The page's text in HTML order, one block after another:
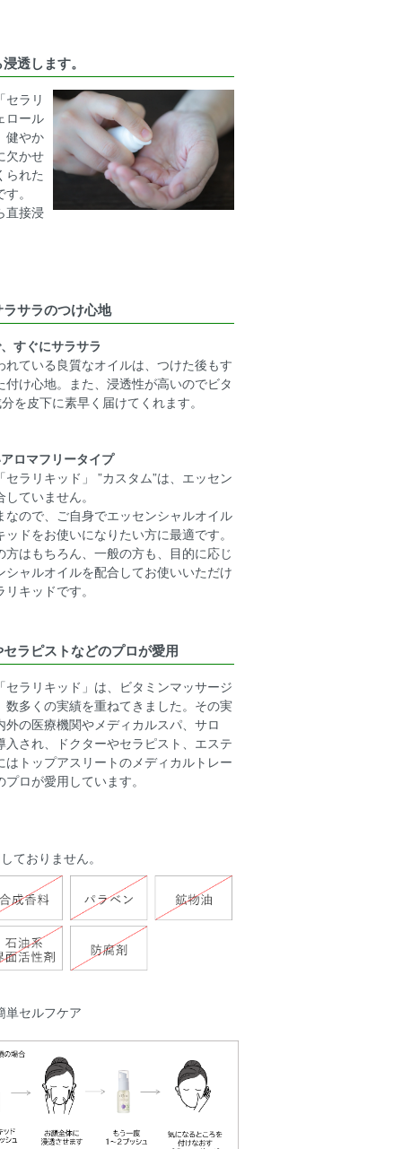
透します。
セラリ
ロール
健やか
欠かせ
られた
。
直接浸
サラのつけ心地
すぐにサラサラ
れている良質なオイルは、つけた後もす
付け心地。また、浸透性が高いのでビタ
を皮下に素早く届けてくれます。
ロマフリータイプ
セラリキッド」 ”カスタム”は、エッセン
ていません。
なので、ご自身でエッセンシャルオイル
ドをお使いになりたい方に最適です。
方はもちろん、一般の方も、目的に応じ
シャルオイルを配合してお使いいただけ
キッドです。
ラピストなどのプロが愛用
セラリキッド」は、ビタミンマッサージ
数多くの実績を重ねてきました。その実
外の医療機関やメディカルスパ、サロ
入され、ドクターやセラピスト、エステ
はトップアスリートのメディカルトレー
ロが愛用しています。
ておりません。
セルフケア